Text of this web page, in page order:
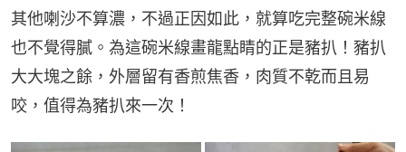
其他喇沙不算濃，不過正因如此，就算吃完整碗米線
也不覺得膩。為這碗米線畫龍點睛的正是豬扒！豬扒
大大塊之餘，外層留有香煎焦香，肉質不乾而且易
咬，值得為豬扒來一次！